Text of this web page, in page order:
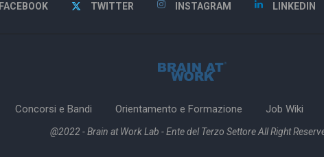
FACEBOOK TWITTER INSTAGRAM LINKEDIN
Concorsi e Bandi Orientamento e Formazione Job Wiki
@2022 - Brain at Work Lab - Ente del Terzo Settore All Right